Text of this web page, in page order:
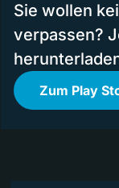
Sie wollen
verpassen?
Zum Play